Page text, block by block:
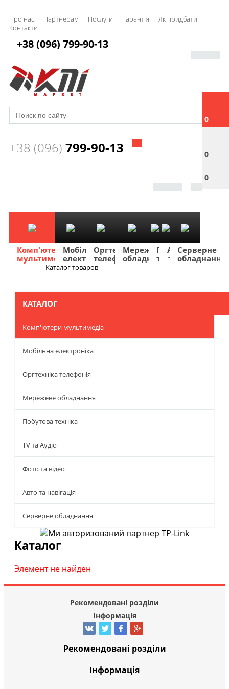
Про нас Партнерам Послуги Гарантія
Як придбати
Контакти
0
0
0
+38 (096) 799-90-13
+38 (096) 799-90-13
Комп'ютери
мультимедіа
Мобільна
електроніка
Оргтехніка
телефонія
Мережеве
обладнання
Побутова
техніка
TV
та
Фото
та
Авто
та
Серверне
обладнання
Каталог товаров
КАТАЛОГ
Комп'ютери мультимедіа
Мобільна електроніка
Оргтехніка телефонія
Мережеве обладнання
Побутова техніка
TV та Аудіо
Фото та відео
Авто та навігація
Серверне обладнання
Каталог
Элемент не найден
Рекомендовані розділи
Інформація
Рекомендовані розділи
Інформація